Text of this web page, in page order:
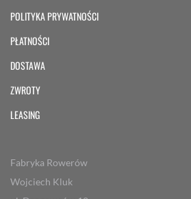
POLITYKA PRYWATNOŚCI
PŁATNOŚCI
DOSTAWA
ZWROTY
LEASING
Fabryka Rowerów
Wojciech Kluk